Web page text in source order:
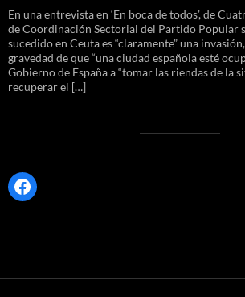
En una entrevista en ‘En boca de todos’, de
de Coordinación Sectorial del Partido Popular
sucedido en Ceuta es “claramente” una
gravedad de que “una ciudad española esté
Gobierno de España a “tomar las riendas de la
recuperar el […]
Facebook